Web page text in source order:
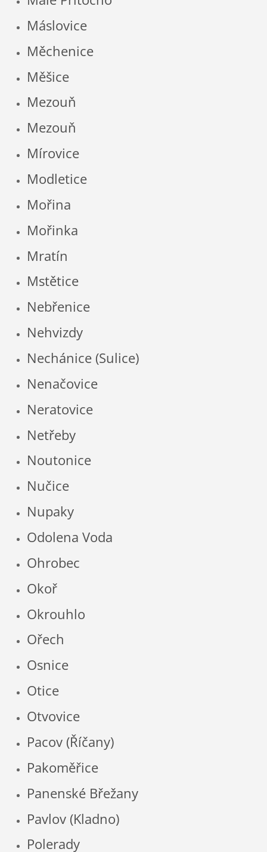
Máslovice
Měchenice
Měšice
Mezouň
Mezouň
Mírovice
Modletice
Mořina
Mořinka
Mratín
Mstětice
Nebřenice
Nehvizdy
Nechánice (Sulice)
Nenačovice
Neratovice
Netřeby
Noutonice
Nučice
Nupaky
Odolena Voda
Ohrobec
Okoř
Okrouhlo
Ořech
Osnice
Otice
Otvovice
Pacov (Říčany)
Pakoměřice
Panenské Břežany
Pavlov (Kladno)
Polerady